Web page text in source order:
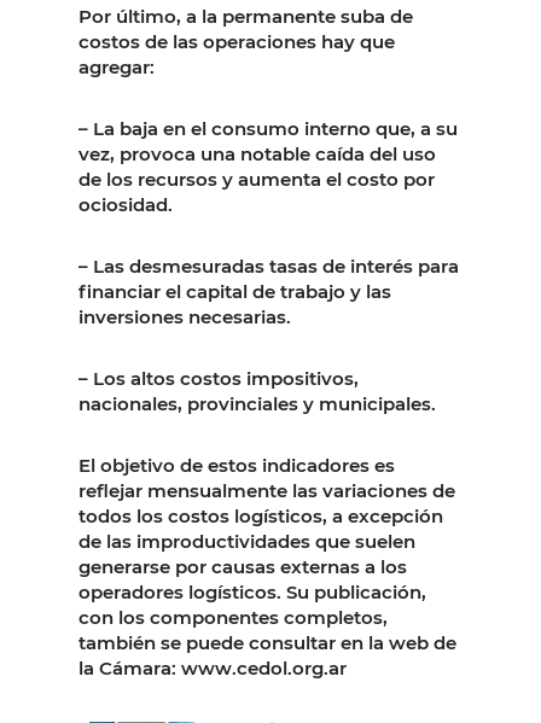
Por último, a la permanente suba de
costos de las operaciones hay que
agregar:
– La baja en el consumo interno que, a su
vez, provoca una notable caída del uso
de los recursos y aumenta el costo por
ociosidad.
– Las desmesuradas tasas de interés para
financiar el capital de trabajo y las
inversiones necesarias.
– Los altos costos impositivos,
nacionales, provinciales y municipales.
El objetivo de estos indicadores es
reflejar mensualmente las variaciones de
todos los costos logísticos, a excepción
de las improductividades que suelen
generarse por causas externas a los
operadores logísticos. Su publicación,
con los componentes completos,
también se puede consultar en la web de
la Cámara: www.cedol.org.ar